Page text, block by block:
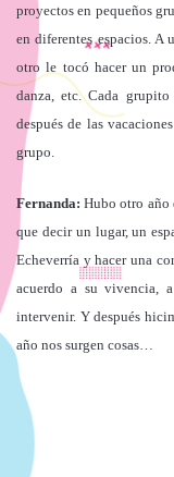
proyectos en pequeños
en diferentes espacios.
otro le tocó hacer un
danza, etc. Cada
después de las
grupo.
Fernanda: Hubo otro año
que decir un lugar, un
Echeverría y hacer una
acuerdo a su vivencia,
intervenir. Y después
año nos surgen cosas…